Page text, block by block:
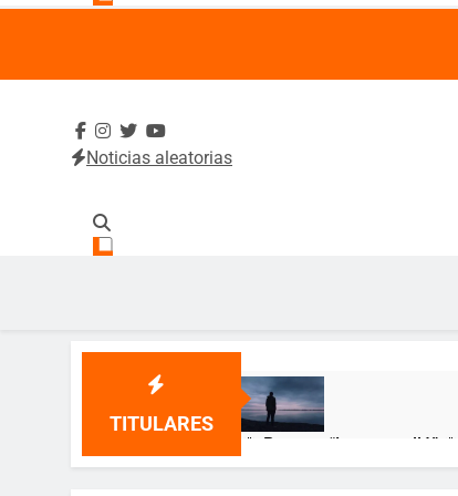
Noticias aleatorias
TITULARES
🌹 Poema: “Lo que callé” 🌹
12 Meses Atrás